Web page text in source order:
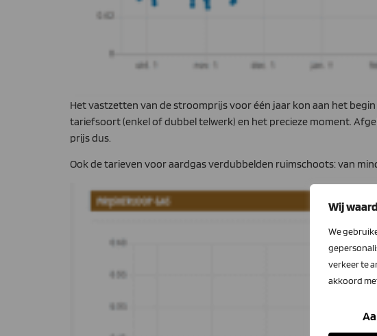
Wij
We
verkeer te
akkoord
Het vastzetten van de stroomprijs voor één jaar kon aan het
tariefsoort (enkel of dubbel telwerk) en het precieze moment.
prijs dus.
Ook de tarieven voor aardgas verdubbelden ruimschoots: van